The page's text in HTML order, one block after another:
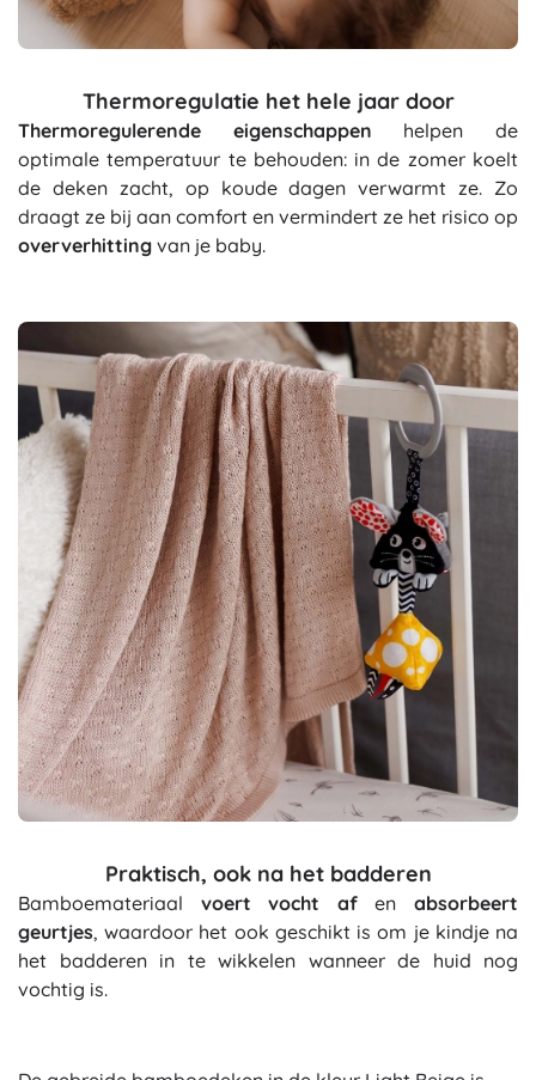
Thermoregulatie het hele jaar door
Thermoregulerende eigenschappen helpen de
optimale temperatuur te behouden: in de zomer koelt
de deken zacht, op koude dagen verwarmt ze. Zo
draagt ze bij aan comfort en vermindert ze het risico op
oververhitting van je baby.
Praktisch, ook na het badderen
Bamboemateriaal voert vocht afenabsorbeert
geurtjes, waardoor het ook geschikt is om je kindje na
het badderen in te wikkelen wanneer de huid nog
vochtig is.